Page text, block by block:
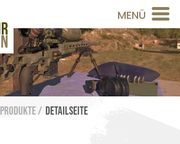
MENÜ
Produkte / Detailseite